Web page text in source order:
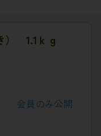
） 1.1ｋｇ
会員のみ公開